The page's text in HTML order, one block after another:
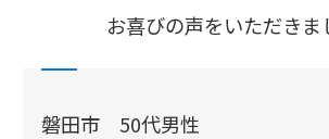
お喜びの声をいただきま
磐田市 50代男性